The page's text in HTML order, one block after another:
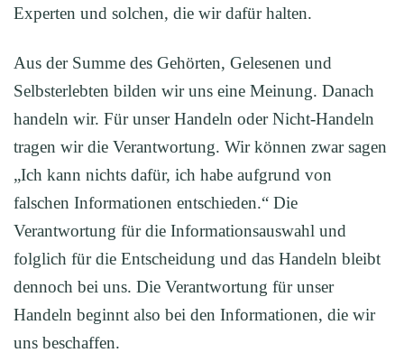
Experten und solchen, die wir dafür halten.
Aus der Summe des Gehörten, Gelesenen und
Selbsterlebten bilden wir uns eine Meinung. Danach
handeln wir. Für unser Handeln oder Nicht-Handeln
tragen wir die Verantwortung. Wir können zwar sagen
„Ich kann nichts dafür, ich habe aufgrund von
falschen Informationen entschieden.“ Die
Verantwortung für die Informationsauswahl und
folglich für die Entscheidung und das Handeln bleibt
dennoch bei uns. Die Verantwortung für unser
Handeln beginnt also bei den Informationen, die wir
uns beschaffen.